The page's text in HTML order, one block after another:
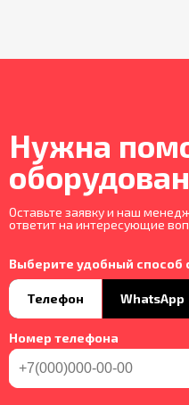
Нужна
Оставьте заявку и наш
ответит на интересующие
Выберите удобный способ
Телефон WhatsApp
Номер телефона